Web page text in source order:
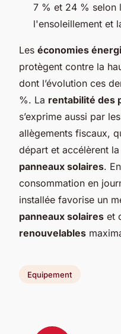
7 % et 24 % selon
l'ensoleillement et
Les économies
protègent contre la
dont l’évolution ces
%. La rentabilité des
s’exprime aussi par
allègements fiscaux,
départ et accélèrent la
panneaux solaires.
consommation en
installée favorise un
panneaux solaires et
renouvelables
Equipement